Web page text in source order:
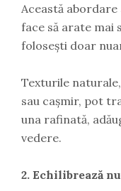
Această
face să arate mai
folosești doar
Texturile
sau cașmir, pot
una rafinată,
vedere.
2. Echilibrează